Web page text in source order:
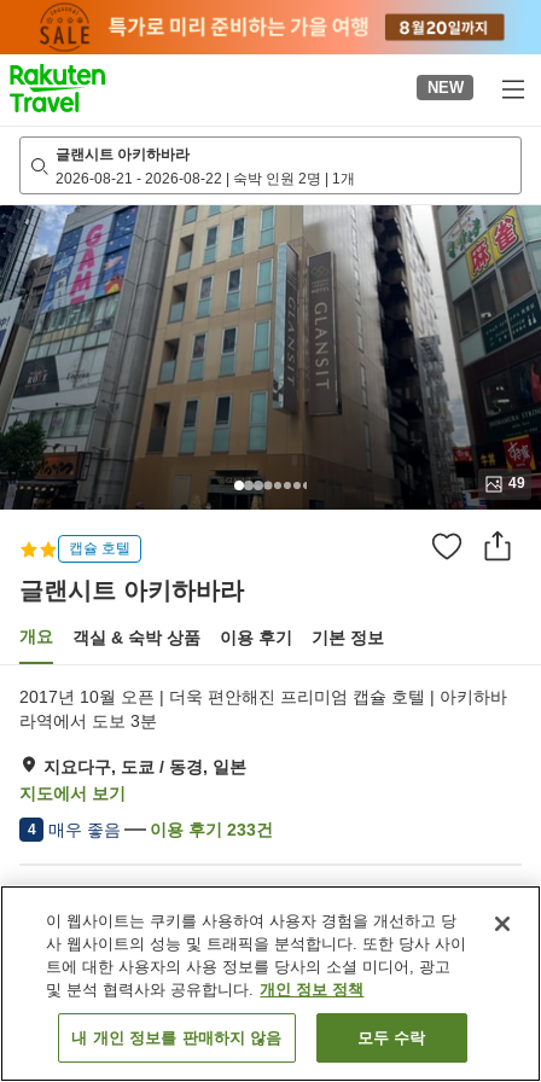
page
NEW
글랜시트 아키하바라
2026-08-21 - 2026-08-22 | 숙박 인원 2명 | 1개
49
캡슐 호텔
글랜시트 아키하바라
개요 객실 & 숙박 상품 이용 후기 기본 정보
2017년 10월 오픈 | 더욱 편안해진 프리미엄 캡슐 호텔 | 아키하바
라역에서 도보 3분
지요다구, 도쿄 / 동경, 일본
지도에서 보기
4 매우 좋음 이용 후기 233건
제트 욕조
라운지
자동판매기
대욕장
객실 보기
이 웹사이트는 쿠키를 사용하여 사용자 경험을 개선하고 당
사 웹사이트의 성능 및 트래픽을 분석합니다. 또한 당사 사이
트에 대한 사용자의 사용 정보를 당사의 소셜 미디어, 광고
및 분석 협력사와 공유합니다. 개인 정보 정책
내 개인 정보를 판매하지 않음 모두 수락